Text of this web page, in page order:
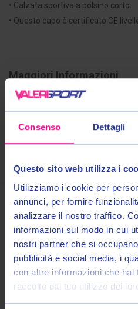
Consenso Dettagli
Questo sito web utilizza i
Utilizziamo i cookie per
annunci, per fornire
analizzare il nostro traffico.
informazioni sul modo in cui
nostri partner che si
pubblicità e social media, i
con altre informazioni che hai
raccolto dal tuo utilizzo dei
• Calzata sportiva a polsino corto.
• Questo capo è certificato CE
Maggiori Informazioni
Entra nel
Ricevi in anteprima novità,
SCONTO DEL 10%sul